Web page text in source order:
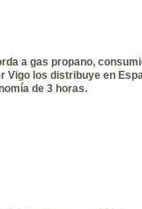
a gas propano,
Vigo los distribuye en
de 3 horas.